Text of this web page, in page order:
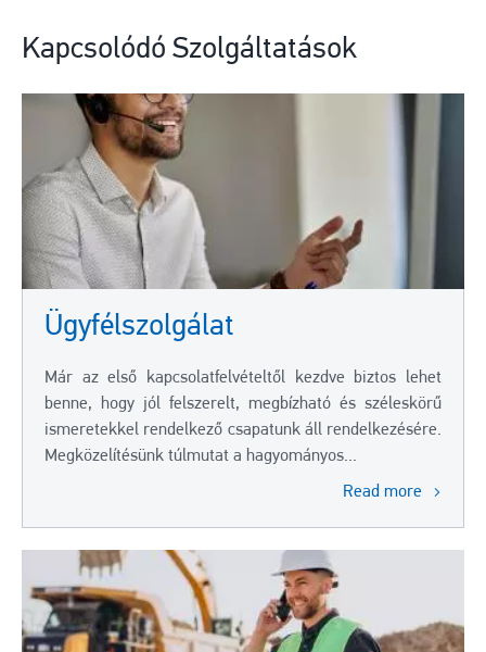
Kapcsolódó Szolgáltatások
Ügyfélszolgálat
Már az első kapcsolatfelvételtől kezdve biztos lehet
benne, hogy jól felszerelt, megbízható és széleskörű
ismeretekkel rendelkező csapatunk áll rendelkezésére.
Megközelítésünk túlmutat a hagyományos...
Read more